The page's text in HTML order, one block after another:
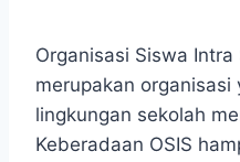
Organisasi Siswa Intra
merupakan
lingkungan sekolah
Keberadaan OSIS